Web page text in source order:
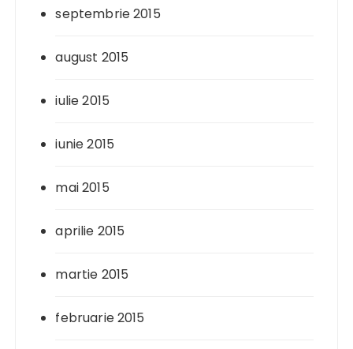
septembrie 2015
august 2015
iulie 2015
iunie 2015
mai 2015
aprilie 2015
martie 2015
februarie 2015